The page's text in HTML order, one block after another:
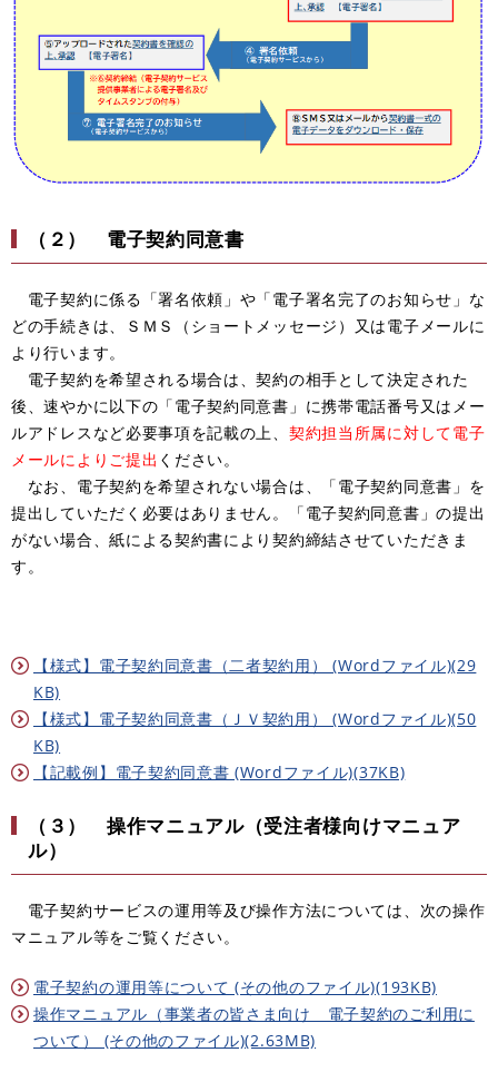
（２） 電子契約同意書
電子契約に係る「署名依頼」や「電子署名完了のお知らせ」な
どの手続きは、ＳＭＳ（ショートメッセージ）又は電子メールに
より行います。
電子契約を希望される場合は、契約の相手として決定された
後、速やかに以下の「電子契約同意書」に携帯電話番号又はメー
ルアドレスなど必要事項を記載の上、 契約担当所属に対して電子
メールによりご提出 ください。
なお、電子契約を希望されない場合は、「電子契約同意書」を
提出していただく必要はありません。「電子契約同意書」の提出
がない場合、紙による契約書により契約締結させていただきま
す。
【様式】電子契約同意書（二者契約用） (Wordファイル)(29
KB)
【様式】電子契約同意書（ＪＶ契約用） (Wordファイル)(50
KB)
【記載例】電子契約同意書 (Wordファイル)(37KB)
（３） 操作マニュアル（受注者様向けマニュア
ル）
電子契約サービスの運用等及び操作方法については、次の操作
マニュアル等をご覧ください。
電子契約の運用等について (その他のファイル)(193KB)
操作マニュアル（事業者の皆さま向け 電子契約のご利用に
ついて） (その他のファイル)(2.63MB)